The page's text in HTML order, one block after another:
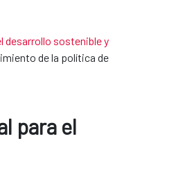
desarrollo sostenible y
de la política de
para el